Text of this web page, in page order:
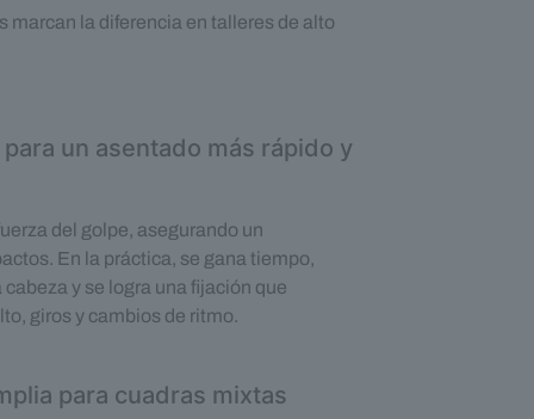
marcan la diferencia en talleres de alto
un asentado más rápido y
del golpe, asegurando un
En la práctica, se gana tiempo,
y se logra una fijación que
giros y cambios de ritmo.
para cuadras mixtas